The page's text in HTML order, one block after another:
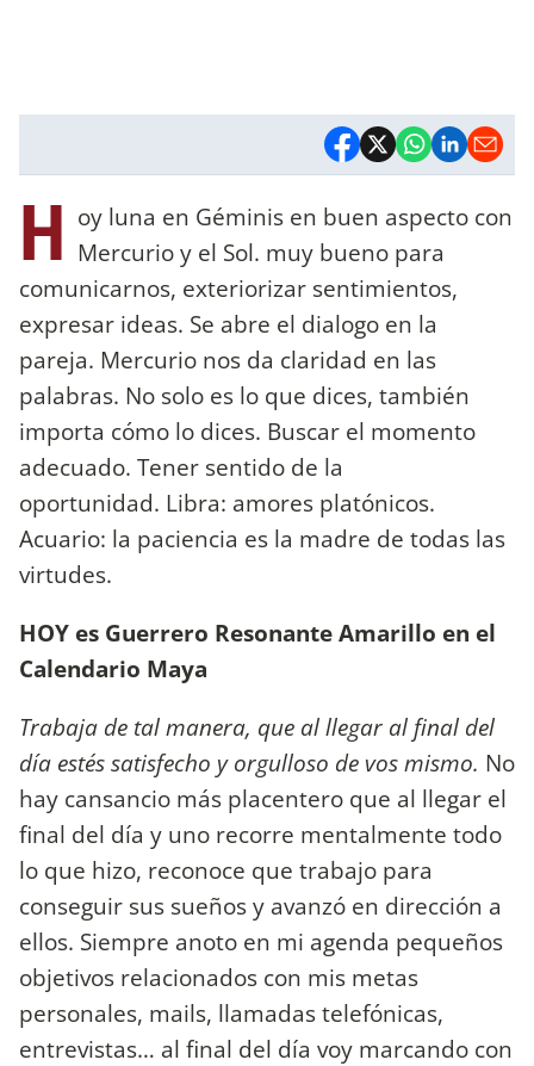
H oy luna en Géminis en buen aspecto con
Mercurio y el Sol. muy bueno para
comunicarnos, exteriorizar sentimientos,
expresar ideas. Se abre el dialogo en la
pareja. Mercurio nos da claridad en las
palabras. No solo es lo que dices, también
importa cómo lo dices. Buscar el momento
adecuado. Tener sentido de la
oportunidad. Libra: amores platónicos.
Acuario: la paciencia es la madre de todas las
virtudes.
HOY es Guerrero Resonante Amarillo en el
Calendario Maya
Trabaja de tal manera, que al llegar al final del
día estés satisfecho y orgulloso de vos mismo. No
hay cansancio más placentero que al llegar el
final del día y uno recorre mentalmente todo
lo que hizo, reconoce que trabajo para
conseguir sus sueños y avanzó en dirección a
ellos. Siempre anoto en mi agenda pequeños
objetivos relacionados con mis metas
personales, mails, llamadas telefónicas,
entrevistas… al final del día voy marcando con